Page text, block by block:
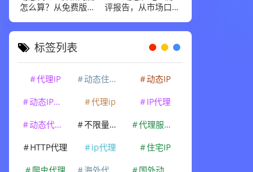
怎么算？从免费版到
钱才合适
评报告，从市场口碑
场景下谁最稳
标签列表
代理IP 动态住宅IP
动态IP
动态IP代理
代理ip
IP代理
动态代理IP
不限量代理IP
代理服务器
HTTP代理
ip代理
住宅IP